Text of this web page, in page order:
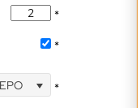
*
*
EPO *